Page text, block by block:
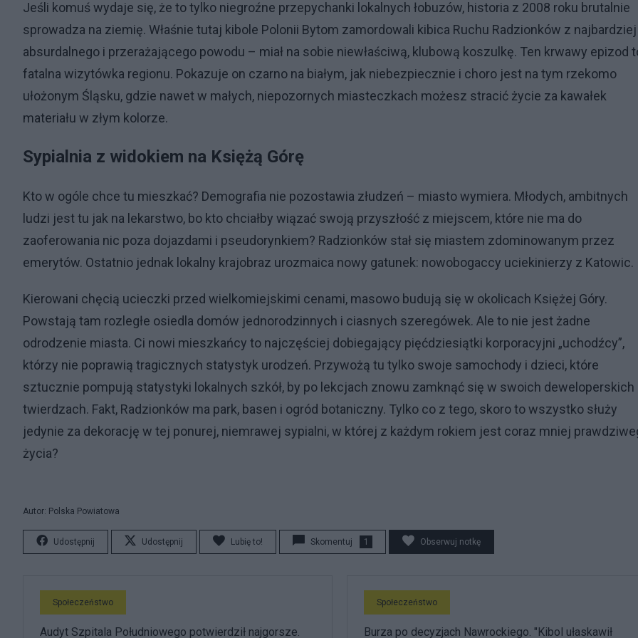
Jeśli komuś wydaje się, że to tylko niegroźne przepychanki lokalnych łobuzów, historia z 2008 roku brutalnie
sprowadza na ziemię. Właśnie tutaj kibole Polonii Bytom zamordowali kibica Ruchu Radzionków z najbardziej
absurdalnego i przerażającego powodu – miał na sobie niewłaściwą, klubową koszulkę. Ten krwawy epizod
fatalna wizytówka regionu. Pokazuje on czarno na białym, jak niebezpiecznie i choro jest na tym rzekomo
ułożonym Śląsku, gdzie nawet w małych, niepozornych miasteczkach możesz stracić życie za kawałek
materiału w złym kolorze.
Sypialnia z widokiem na Księżą Górę
Kto w ogóle chce tu mieszkać? Demografia nie pozostawia złudzeń – miasto wymiera. Młodych, ambitnych
ludzi jest tu jak na lekarstwo, bo kto chciałby wiązać swoją przyszłość z miejscem, które nie ma do
zaoferowania nic poza dojazdami i pseudorynkiem? Radzionków stał się miastem zdominowanym przez
emerytów. Ostatnio jednak lokalny krajobraz urozmaica nowy gatunek: nowobogaccy uciekinierzy z Katowic.
Kierowani chęcią ucieczki przed wielkomiejskimi cenami, masowo budują się w okolicach Księżej Góry.
Powstają tam rozległe osiedla domów jednorodzinnych i ciasnych szeregówek. Ale to nie jest żadne
odrodzenie miasta. Ci nowi mieszkańcy to najczęściej dobiegający pięćdziesiątki korporacyjni „uchodźcy”,
którzy nie poprawią tragicznych statystyk urodzeń. Przywożą tu tylko swoje samochody i dzieci, które
sztucznie pompują statystyki lokalnych szkół, by po lekcjach znowu zamknąć się w swoich deweloperskich
twierdzach. Fakt, Radzionków ma park, basen i ogród botaniczny. Tylko co z tego, skoro to wszystko służy
jedynie za dekorację w tej ponurej, niemrawej sypialni, w której z każdym rokiem jest coraz mniej
życia?
Autor: Polska Powiatowa
Udostępnij Udostępnij Lubię to! Skomentuj 1 Obserwuj notkę
Społeczeństwo
Audyt Szpitala Południowego potwierdził najgorsze.
Społeczeństwo
Burza po decyzjach Nawrockiego. "Kibol ułaskawił